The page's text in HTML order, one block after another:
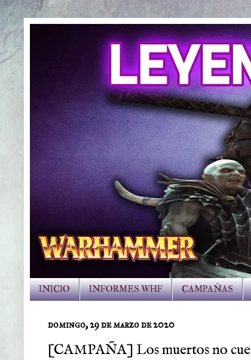
INICIO INFORMES WHF CAMPAÑAS
domingo, 29 de marzo de 2020
[CAMPAÑA] Los muertos no